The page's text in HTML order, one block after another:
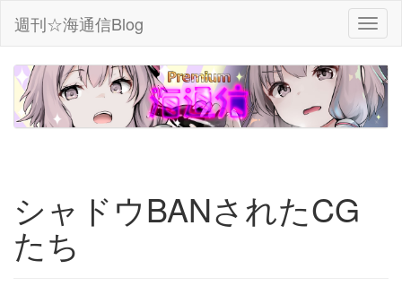
週刊☆海通信Blog
シャドウBANされたCG
たち